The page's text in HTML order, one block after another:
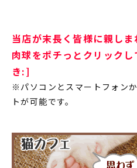
当店が末長く皆様に親し
肉球をポチっとクリック
き:]
※パソコンとスマートフォン
トが可能です。